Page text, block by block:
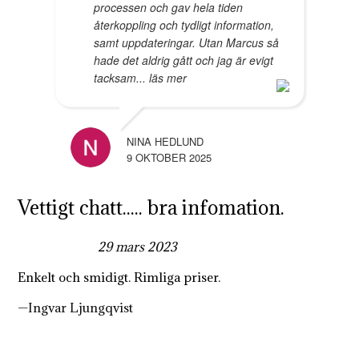
processen och gav hela tiden
återkoppling och tydligt information,
samt uppdateringar. Utan Marcus så
hade det aldrig gått och jag är evigt
tacksam... läs mer
NINA HEDLUND
9 OKTOBER 2025
Vettigt chatt..... bra infomation.
29 mars 2023
Enkelt och smidigt. Rimliga priser.
Ingvar Ljungqvist